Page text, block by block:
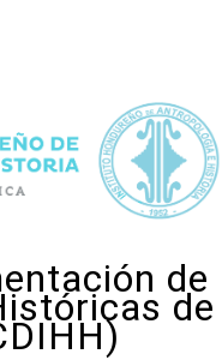
de
de